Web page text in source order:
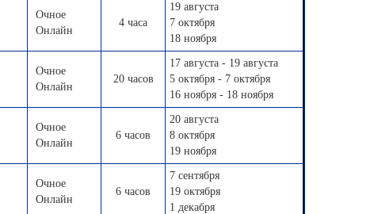
Очное
Онлайн
4 часа
19 августа
7 октября
18 ноября
Очное
Онлайн
20 часов
17 августа - 19 августа
5 октября - 7 октября
16 ноября - 18 ноября
Очное
Онлайн
6 часов
20 августа
8 октября
19 ноября
Очное
Онлайн
6 часов
7 сентября
19 октября
1 декабря